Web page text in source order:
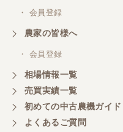
・ 会員登録
農家の皆様へ
・ 会員登録
相場情報一覧
売買実績一覧
初めての中古農機ガイド
よくあるご質問